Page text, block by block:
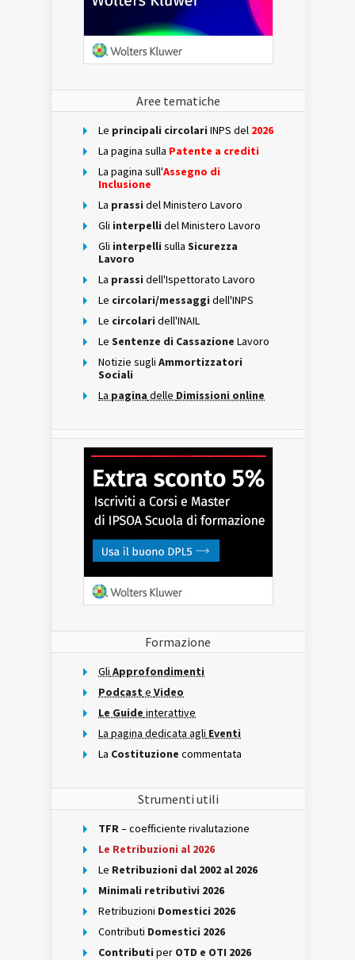
Aree tematiche
Le principali circolari INPS del 2026
La pagina sulla Patente a crediti
La pagina sull'Assegno di
Inclusione
La prassi del Ministero Lavoro
Gli interpelli del Ministero Lavoro
Gli interpelli sulla Sicurezza
Lavoro
La prassi dell'Ispettorato Lavoro
Le circolari/messaggi dell'INPS
Le circolari dell'INAIL
Le Sentenze di Cassazione Lavoro
Notizie sugli Ammortizzatori
Sociali
La pagina delle Dimissioni online
Formazione
Gli Approfondimenti
Podcast e Video
Le Guide interattive
La pagina dedicata agli Eventi
La Costituzione commentata
Strumenti utili
TFR– coefficiente rivalutazione
Le Retribuzioni al 2026
Le Retribuzioni dal 2002 al 2026
Minimali retributivi 2026
Retribuzioni Domestici 2026
Contributi Domestici 2026
Contributi per OTD e OTI 2026